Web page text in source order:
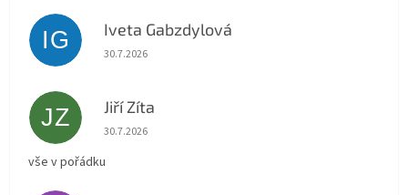
IG Iveta Gabzdylová
Hodnocení obchodu je 5 z 5 hvězdiček.
30.7.2026
JZ Jiří Zíta
Hodnocení obchodu je 5 z 5 hvězdiček.
30.7.2026
vše v pořádku